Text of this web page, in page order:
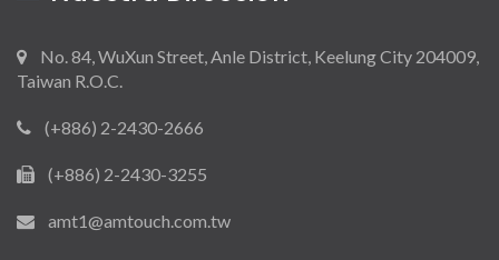
No. 84, WuXun Street, Anle District, Keelung City 204009,
Taiwan R.O.C.
(+886) 2-2430-2666
(+886) 2-2430-3255
amt1@amtouch.com.tw